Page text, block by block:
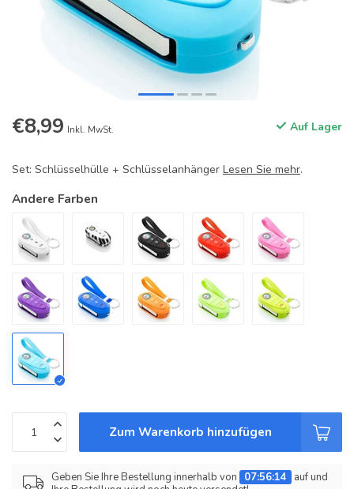
€8,99 Inkl. MwSt. Auf Lager
Set: Schlüsselhülle + Schlüsselanhänger Lesen Sie mehr.
Andere Farben
Zum Warenkorb hinzufügen
Geben Sie Ihre Bestellung innerhalb von 07:56:13
auf und